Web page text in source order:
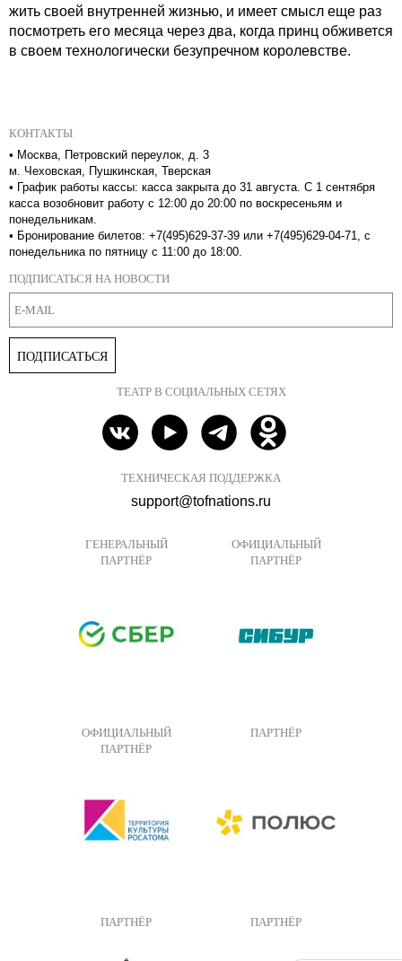
жить своей внутренней жизнью, и имеет смысл еще раз
посмотреть его месяца через два, когда принц обживется
в своем технологически безупречном королевстве.
КОНТАКТЫ
• Москва, Петровский переулок, д. 3
м. Чеховская, Пушкинская, Тверская
• График работы кассы: касса закрыта до 31 августа. С 1 сентября
касса возобновит работу с 12:00 до 20:00 по воскресеньям и
понедельникам.
• Бронирование билетов: +7(495)629-37-39 или +7(495)629-04-71, с
понедельника по пятницу с 11:00 до 18:00.
ПОДПИСАТЬСЯ НА НОВОСТИ
ПОДПИСАТЬСЯ
ТЕАТР В СОЦИАЛЬНЫХ СЕТЯХ
ТЕХНИЧЕСКАЯ ПОДДЕРЖКА
support@tofnations.ru
ГЕНЕРАЛЬНЫЙ
ПАРТНЁР
ОФИЦИАЛЬНЫЙ
ПАРТНЁР
ОФИЦИАЛЬНЫЙ
ПАРТНЁР
ПАРТНЁР
ПАРТНЁР ПАРТНЁР